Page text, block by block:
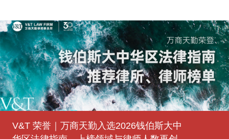
V&T 荣誉｜万商天勤入选2026钱伯斯大中
登高望原｜万商天勤太原办公室获批成立
豫见未来｜万商天勤郑州办公室获批成立
V&T 荣誉｜万商天勤荣登2025年度
V&T 荣誉｜万商天勤荣登2025年度
熠熠生徽｜万商天勤合肥办公室获批成立
津上添花｜万商天勤天津办公室获批成立
有福之州｜万商天勤福州办公室获批成立
V&T 荣誉｜万商天勤荣登2023年度